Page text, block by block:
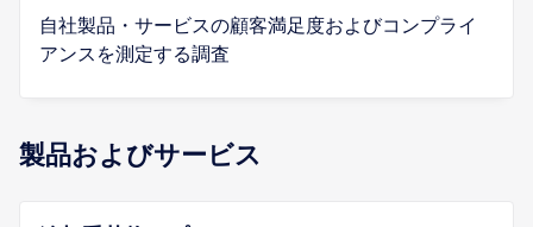
自社製品・サービスの顧客満足度およびコンプライ
アンスを測定する調査
製品およびサービス